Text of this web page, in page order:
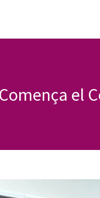
Comença el